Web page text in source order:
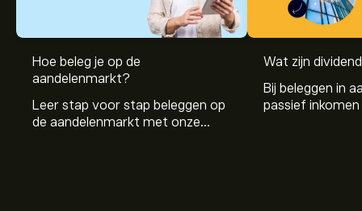
Hoe beleg je op de
aandelenmarkt?
Leer stap voor stap beleggen op
de aandelenmarkt met onze
Wat zijn
Bij beleggen in
passief